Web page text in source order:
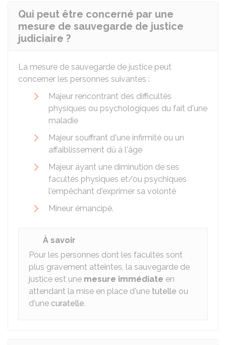
Qui peut être concerné par une
mesure de sauvegarde de justice
judiciaire ?
La mesure de sauvegarde de justice peut
concerner les personnes suivantes :
Majeur rencontrant des difficultés
physiques ou psychologiques du fait d'une
maladie
Majeur souffrant d'une infirmité ou un
affaiblissement dû à l'âge
Majeur ayant une diminution de ses
facultés physiques et/ou psychiques
l'empêchant d'exprimer sa volonté
Mineur émancipé.
À savoir
Pour les personnes dont les facultés sont
plus gravement atteintes, la sauvegarde de
justice est une mesure immédiate en
attendant la mise en place d'une tutelle ou
d'une curatelle.